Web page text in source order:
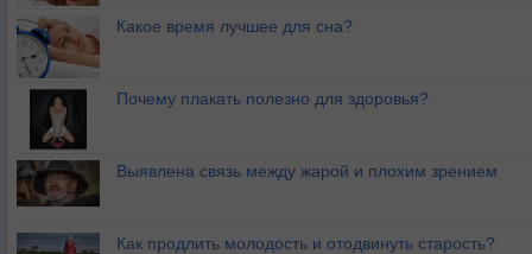
Какое время лучшее для сна?
Почему плакать полезно для здоровья?
Выявлена связь между жарой и плохим зрением
Как продлить молодость и отодвинуть старость?